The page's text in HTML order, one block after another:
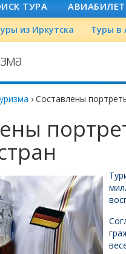
ТУРА
из Иркутска Туры в
› Составлены